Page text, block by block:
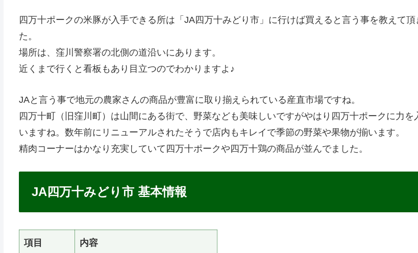
四万十ポークの米豚が入手できる所は「JA四万十みどり市」に行けば買えると言う事を教えて頂
た。
場所は、窪川警察署の北側の道沿いにあります。
近くまで行くと看板もあり目立つのでわかりますよ♪
JAと言う事で地元の農家さんの商品が豊富に取り揃えられている産直市場ですね。
四万十町（旧窪川町）は山間にある街で、野菜なども美味しいですがやはり四万十ポークに力を
いますね。数年前にリニューアルされたそうで店内もキレイで季節の野菜や果物が揃います。
精肉コーナーはかなり充実していて四万十ポークや四万十鶏の商品が並んでました。
JA四万十みどり市 基本情報
項目 内容